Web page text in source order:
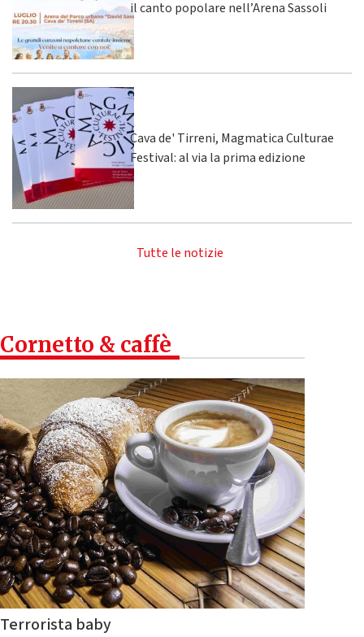
il canto popolare nell’Arena Sassoli
Cava de' Tirreni, Magmatica Culturae
Festival: al via la prima edizione
Tutte le notizie
Cornetto & caffè
Terrorista baby